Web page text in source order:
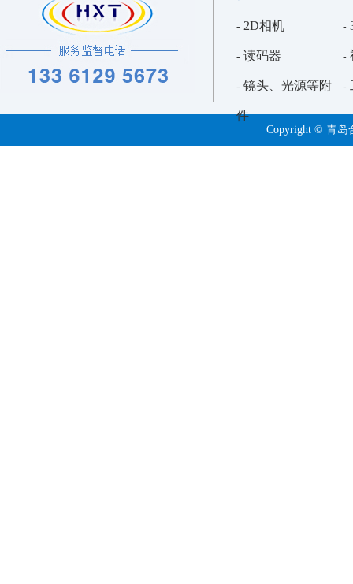
- 2D相机 -
- 读码器 -
- 镜头、光源等附
件
-
Copyright © 青岛